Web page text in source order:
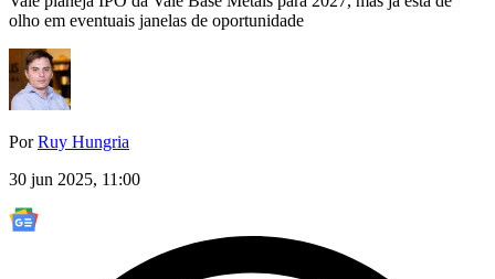
olho em eventuais janelas de oportunidade
PorRuy Hungria
30 jun 2025, 11:00